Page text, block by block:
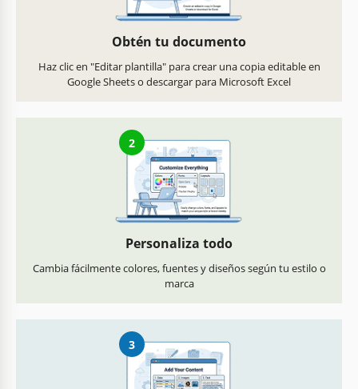
Obtén tu documento
Haz clic en "Editar plantilla" para crear una copia editable en
Google Sheets o descargar para Microsoft Excel
2
Personaliza todo
Cambia fácilmente colores, fuentes y diseños según tu estilo o
marca
3